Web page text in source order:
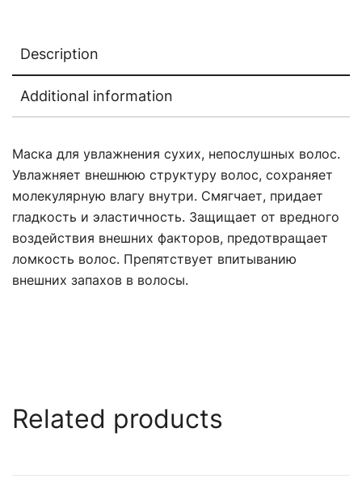
Description
Additional information
Маска для увлажнения сухих, непослушных волос.
Увлажняет внешнюю структуру волос, сохраняет
молекулярную влагу внутри. Смягчает, придает
гладкость и эластичность. Защищает от вредного
воздействия внешних факторов, предотвращает
ломкость волос. Препятствует впитыванию
внешних запахов в волосы.
Related products